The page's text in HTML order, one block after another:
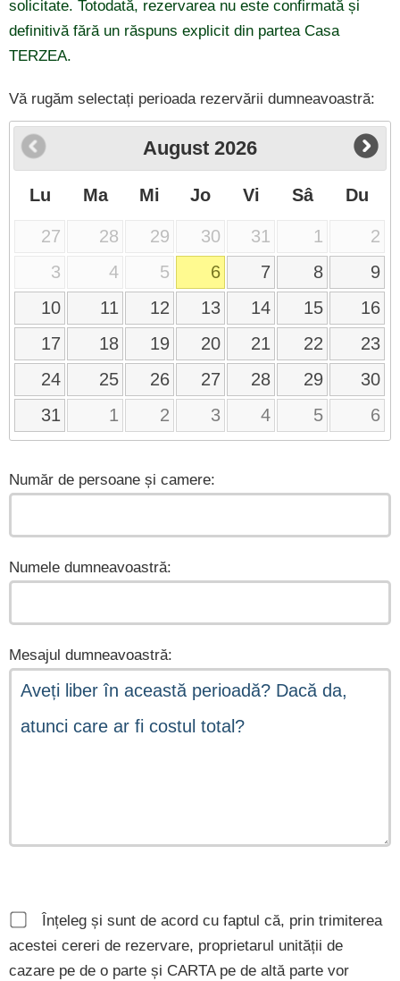
solicitate. Totodată, rezervarea nu este confirmată și
definitivă fără un răspuns explicit din partea Casa
TERZEA.
Vă rugăm selectați perioada rezervării dumneavoastră:
August 2026
Lu Ma Mi Jo Vi Sâ Du
27 28 29 30 31 1
2
3
4 5 6 7 8
9
10
11 12 13 14 15
16
17
18 19 20 21 22
23
24
25 26 27 28 29
30
31
1 2 3 4 5 6
Număr de persoane și camere:
Numele dumneavoastră:
Mesajul dumneavoastră:
Înțeleg și sunt de acord cu faptul că, prin trimiterea
acestei cereri de rezervare, proprietarul unității de
cazare pe de o parte și CARTA pe de altă parte vor